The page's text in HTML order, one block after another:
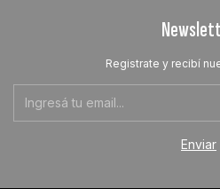
Registrate y recibí